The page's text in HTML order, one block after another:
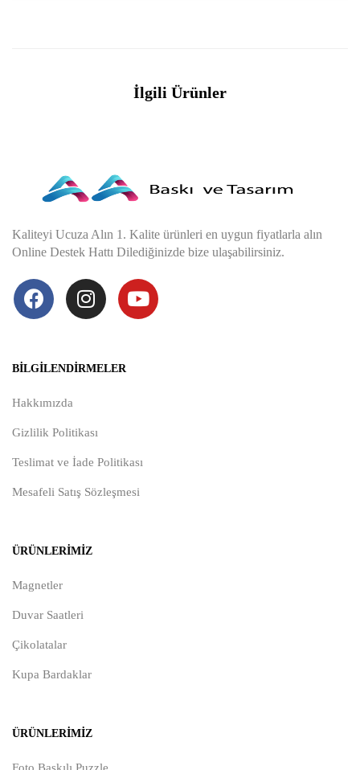
İlgili Ürünler
Kaliteyi Ucuza Alın 1. Kalite ürünleri en uygun fiyatlarla alın
Online Destek Hattı Dilediğinizde bize ulaşabilirsiniz.
BILGILENDIRMELER
Hakkımızda
Gizlilik Politikası
Teslimat ve İade Politikası
Mesafeli Satış Sözleşmesi
ÜRÜNLERIMIZ
Magnetler
Duvar Saatleri
Çikolatalar
Kupa Bardaklar
ÜRÜNLERIMIZ
Foto Baskılı Puzzle